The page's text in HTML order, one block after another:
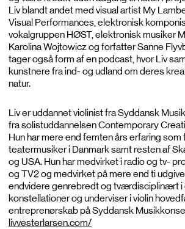
Liv blandt andet med visual artist My
Visual Performances, elektronisk
vokalgruppen HØST, elektronisk musiker
Karolina Wojtowicz og forfatter Sanne
tager også form af en podcast, hvor Liv
kunstnere fra ind- og udland om deres
natur.
Liv er uddannet violinist fra Syddansk
fra solistuddannelsen Contemporary
Hun har mere end femten års erfaring
teatermusiker i Danmark samt resten af
og USA. Hun har medvirket i radio og tv-
og TV2 og medvirket på mere end ti
endvidere genrebredt og tværdisciplinært i
konstellationer og underviser i violin
entreprenørskab på Syddansk
livvesterlarsen.com/